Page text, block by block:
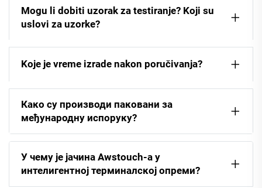
Mogu li dobiti uzorak za testiranje? Koji su
uslovi za uzorke?
Koje je vreme izrade nakon poručivanja?
Како су производи паковани за
међународну испоруку?
У чему је јачина Awstouch-а у
интелигентној терминалској опреми?